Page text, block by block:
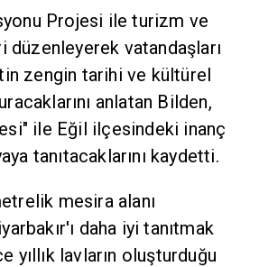
Projesi ile turizm ve
vatandaşları
zengin tarihi ve kültürel
anlatan Bilden,
ile Eğil ilçesindeki inanç
tanıtacaklarını kaydetti.
mesira alanı
daha iyi tanıtmak
yıllık lavların oluşturduğu